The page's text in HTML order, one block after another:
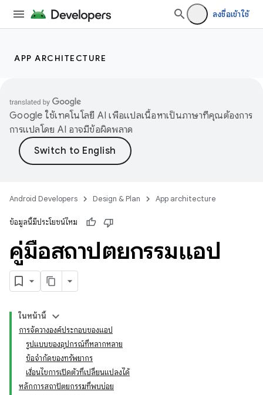
ลงชื่อเข้าใช้
APP ARCHITECTURE
Google ใช้เทคโนโลยี AI เพื่อแปลเนื้อหาเป็นภาษาที่คุณต้องการ
การแปลโดย AI อาจมีข้อผิดพลาด
Android Developers Design & Plan App architecture
ข้อมูลนี้มีประโยชน์ไหม
คู่มือสถาปัตยกรรมแอป
ในหน้านี้
การจัดวางองค์ประกอบของแอป
รูปแบบของอุปกรณ์ที่หลากหลาย
ข้อจำกัดของทรัพยากร
เงื่อนไขการเปิดตัวที่เปลี่ยนแปลงได้
หลักการสถาปัตยกรรมที่พบบ่อย